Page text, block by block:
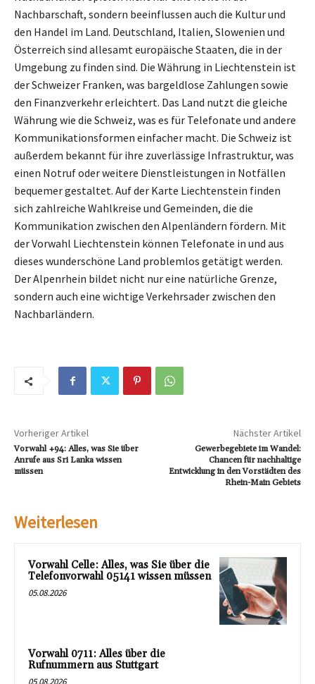
Nachbarschaft, sondern beeinflussen auch die Kultur und
den Handel im Land. Deutschland, Italien, Slowenien und
Österreich sind allesamt europäische Staaten, die in der
Umgebung zu finden sind. Die Währung in Liechtenstein ist
der Schweizer Franken, was bargeldlose Zahlungen sowie
den Finanzverkehr erleichtert. Das Land nutzt die gleiche
Währung wie die Schweiz, was es für Telefonate und andere
Kommunikationsformen einfacher macht. Die Schweiz ist
außerdem bekannt für ihre zuverlässige Infrastruktur, was
einen Notruf oder weitere Dienstleistungen in Notfällen
bequemer gestaltet. Auf der Karte Liechtenstein finden
sich zahlreiche Wahlkreise und Gemeinden, die die
Kommunikation zwischen den Alpenländern fördern. Mit
der Vorwahl Liechtenstein können Telefonate in und aus
dieses wunderschöne Land problemlos getätigt werden.
Der Alpenrhein bildet nicht nur eine natürliche Grenze,
sondern auch eine wichtige Verkehrsader zwischen den
Nachbarländern.
Vorheriger Artikel
Vorwahl +94: Alles, was Sie über
Anrufe aus Sri Lanka wissen
müssen
Nächster Artikel
Gewerbegebiete im Wandel:
Chancen für nachhaltige
Entwicklung in den Vorstädten des
Rhein-Main Gebiets
Weiterlesen
Vorwahl Celle: Alles, was Sie über die
Telefonvorwahl 05141 wissen müssen
05.08.2026
Vorwahl 0711: Alles über die
Rufnummern aus Stuttgart
05.08.2026